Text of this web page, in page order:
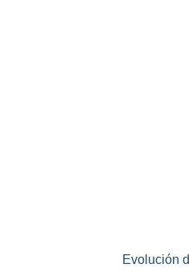
Evolución